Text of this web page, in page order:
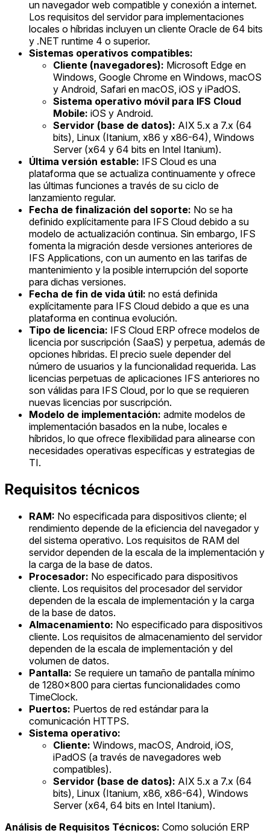
un navegador web compatible y conexión a internet.
Los requisitos del servidor para implementaciones
locales o híbridas incluyen un cliente Oracle de 64 bits
y .NET runtime 4 o superior.
Sistemas operativos compatibles:
Cliente (navegadores): Microsoft Edge en
Windows, Google Chrome en Windows, macOS
y Android, Safari en macOS, iOS y iPadOS.
Sistema operativo móvil para IFS Cloud
Mobile: iOS y Android.
Servidor (base de datos): AIX 5.x a 7.x (64
bits), Linux (Itanium, x86 y x86-64), Windows
Server (x64 y 64 bits en Intel Itanium).
Última versión estable: IFS Cloud es una
plataforma que se actualiza continuamente y ofrece
las últimas funciones a través de su ciclo de
lanzamiento regular.
Fecha de finalización del soporte: No se ha
definido explícitamente para IFS Cloud debido a su
modelo de actualización continua. Sin embargo, IFS
fomenta la migración desde versiones anteriores de
IFS Applications, con un aumento en las tarifas de
mantenimiento y la posible interrupción del soporte
para dichas versiones.
Fecha de fin de vida útil: no está definida
explícitamente para IFS Cloud debido a que es una
plataforma en continua evolución.
Tipo de licencia: IFS Cloud ERP ofrece modelos de
licencia por suscripción (SaaS) y perpetua, además de
opciones híbridas. El precio suele depender del
número de usuarios y la funcionalidad requerida. Las
licencias perpetuas de aplicaciones IFS anteriores no
son válidas para IFS Cloud, por lo que se requieren
nuevas licencias por suscripción.
Modelo de implementación: admite modelos de
implementación basados en la nube, locales e
híbridos, lo que ofrece flexibilidad para alinearse con
necesidades operativas específicas y estrategias de
TI.
Requisitos técnicos
RAM: No especificada para dispositivos cliente; el
rendimiento depende de la eficiencia del navegador y
del sistema operativo. Los requisitos de RAM del
servidor dependen de la escala de la implementación y
la carga de la base de datos.
Procesador: No especificado para dispositivos
cliente. Los requisitos del procesador del servidor
dependen de la escala de implementación y la carga
de la base de datos.
Almacenamiento: No especificado para dispositivos
cliente. Los requisitos de almacenamiento del servidor
dependen de la escala de implementación y del
volumen de datos.
Pantalla: Se requiere un tamaño de pantalla mínimo
de 1280x800 para ciertas funcionalidades como
TimeClock.
Puertos: Puertos de red estándar para la
comunicación HTTPS.
Sistema operativo:
Cliente: Windows, macOS, Android, iOS,
iPadOS (a través de navegadores web
compatibles).
Servidor (base de datos): AIX 5.x a 7.x (64
bits), Linux (Itanium, x86, x86-64), Windows
Server (x64, 64 bits en Intel Itanium).
Análisis de Requisitos Técnicos: Como solución ERP